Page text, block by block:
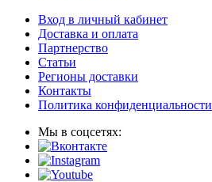
Вход в личный кабинет
Доставка и оплата
Партнерство
Статьи
Регионы доставки
Контакты
Политика конфиденциальности
Мы в соцсетях: